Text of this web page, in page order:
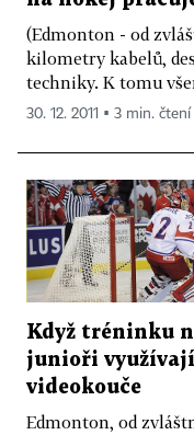
(Edmonton - od
kilometry kabelů,
techniky. K tomu
30. 12. 2011 ▪ 3 min. čtení
Když tréninku
junioři
videokouče
Edmonton, od